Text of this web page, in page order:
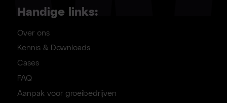
Handige links:
Over ons
Kennis & Downloads
Cases
FAQ
Aanpak voor groeibedrijven